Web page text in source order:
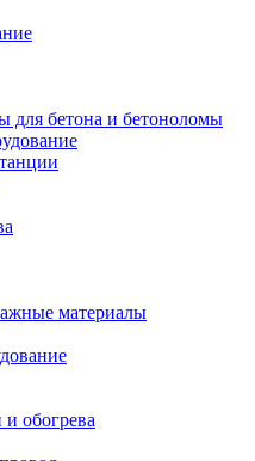
для бетона и бетоноломы
материалы
обогрева